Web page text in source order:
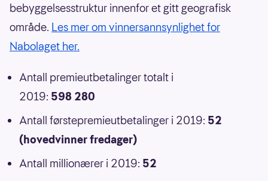
bebyggelsesstruktur innenfor et gitt geografisk
område. Les mer om vinnersannsynlighet for
Nabolaget her.
Antall premieutbetalinger totalt i
2019: 598 280
Antall førstepremieutbetalinger i 2019: 52
(hovedvinner fredager)
Antall millionærer i 2019: 52